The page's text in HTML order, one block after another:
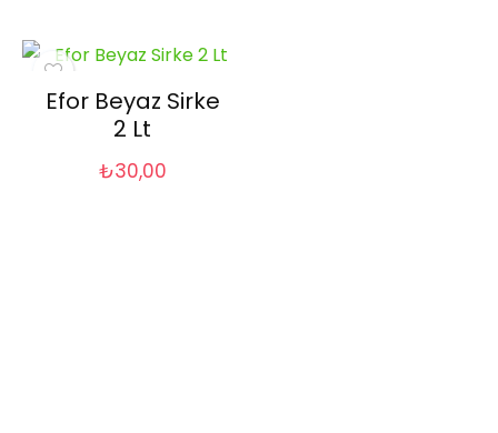
Efor Beyaz Sirke
2 Lt
₺30,00